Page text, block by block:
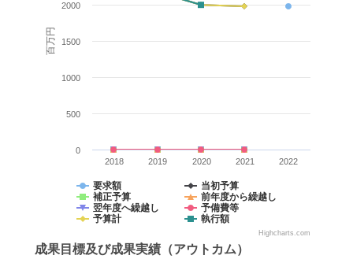
百万円
要求額
当初予算
補正予算
前年度から繰越し
翌年度へ繰越し
予備費等
予算計
執行額
2018 2019 2020 2021 2022
0
500
1000
1500
2000
Highcharts.com
成果目標及び成果実績 （アウトカム）